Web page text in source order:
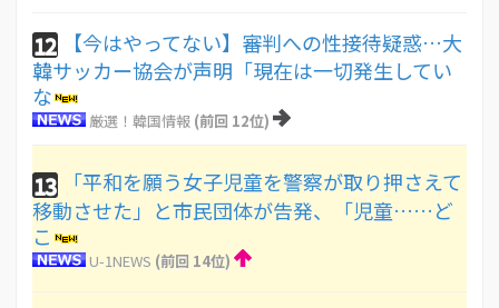
12
【今はやってない】審判への性接待疑惑…大
韓サッカー協会が声明「現在は一切発生してい
な
厳選！韓国情報 (前回 12位)
13
「平和を願う女子児童を警察が取り押さえて
移動させた」と市民団体が告発、「児童……ど
こ
U-1NEWS (前回 14位)